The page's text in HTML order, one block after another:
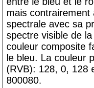
mais contrairement
spectrale avec sa
spectre visible de
couleur composite
le bleu. La couleur
(RVB): 128, 0, 128
800080.